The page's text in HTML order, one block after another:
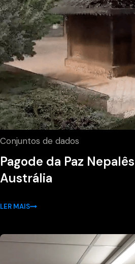
Conjuntos de dados
Pagode da Paz
Austrália
LER MAIS